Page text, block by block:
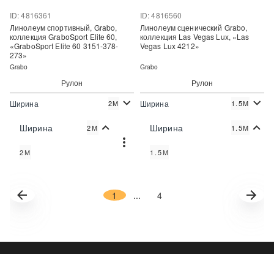
Рулон
ID: 4816361
Цена:
Линолеум спортивный, Grabo,
коллекция GraboSport Elite 60,
«GraboSport Elite 60 3151-378-
273»
Grabo
Ширина 2М
Ширина 2М
2М
Рулон
ID: 4816560
Цена:
Линолеум сценический Grabo,
коллекция Las Vegas Lux, «Las
Vegas Lux 4212»
Grabo
Ширина 1.5М
Ширина 1.5М
1.5М
1 ... 4